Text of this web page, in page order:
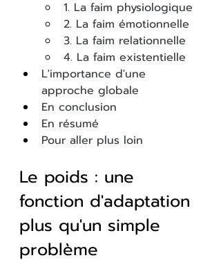
1. La faim physiologique
2. La faim émotionnelle
3. La faim relationnelle
4. La faim existentielle
L'importance d'une
approche globale
En conclusion
En résumé
Pour aller plus loin
Le poids : une
fonction d'adaptation
plus qu'un simple
problème